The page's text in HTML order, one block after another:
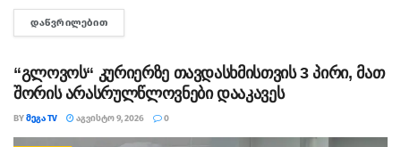
მეორე ნახევარში. არ არსებობს ტაძარი, რომელშიც არ იყოს
დაბრძანებული ნიკომიდიელი მკურნალის,...
ᲓᲐᲬᲕᲠᲘᲚᲔᲑᲘᲗ
“გლოვოს“ კურიერზე თავდასხმისთვის 3 პირი, მათ
შორის არასრულწლოვნები დააკავეს
BYᲛᲔᲒᲐ TV ᲐᲒᲕᲘᲡᲢᲝ 9, 2026 0